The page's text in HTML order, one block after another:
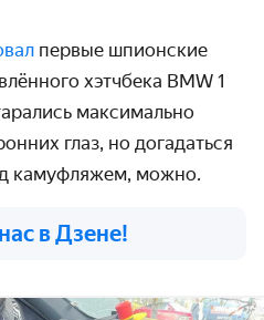
первые шпионские
хэтчбека BMW 1
максимально
глаз, но догадаться
камуфляжем, можно.
в Дзене!